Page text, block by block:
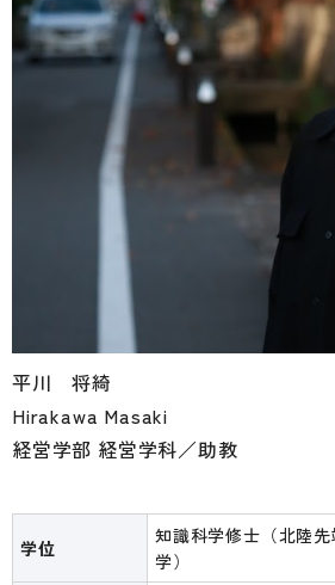
平川 将綺
Hirakawa Masaki
経営学部 経営学科／助教
学位
知識科学修士（北陸
学）